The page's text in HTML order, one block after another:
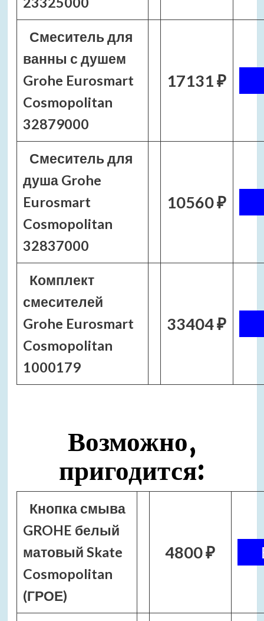
Смеситель для
ванны с душем
Grohe Eurosmart
Cosmopolitan
32879000
17131 ₽
Смеситель для
душа Grohe
Eurosmart
Cosmopolitan
32837000
10560 ₽
Комплект
смесителей
Grohe Eurosmart
Cosmopolitan
1000179
33404 ₽
Возможно,
пригодится:
Кнопка смыва
GROHE белый
матовый Skate
Cosmopolitan
(ГРОЕ)
4800 ₽